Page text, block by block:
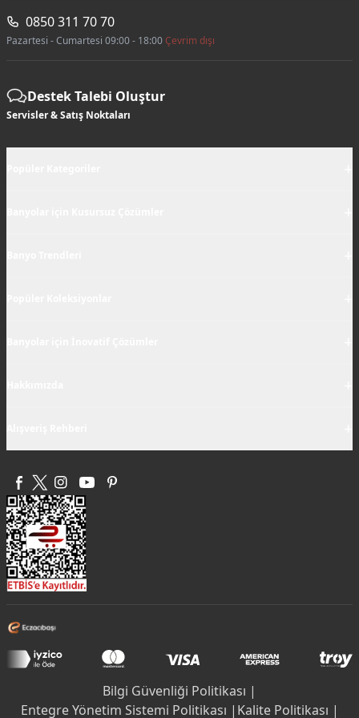
0850 311 70 70
Pazartesi - Cumartesi 09:00 - 18:00Çevrim dışı
Destek Talebi Oluştur
Servisler & Satış Noktaları
Bilgi Güvenliği Politikası |
Entegre Yönetim Sistemi Politikası | Kalite Politikası |